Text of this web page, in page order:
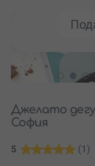
Джелато
София
5 (1)